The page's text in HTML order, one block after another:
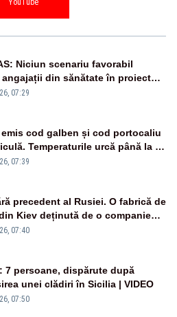
Niciun scenariu favorabil
angajații din sănătate în proiectul
07:29
emis cod galben și cod portocaliu
Temperaturile urcă până la 38
iar nopțile devin tropicale
07:39
precedent al Rusiei. O fabrică de
Kiev deținută de o companie
distrusă de o rachetă
07:40
7 persoane, dispărute după
unei clădiri în Sicilia | VIDEO
07:50